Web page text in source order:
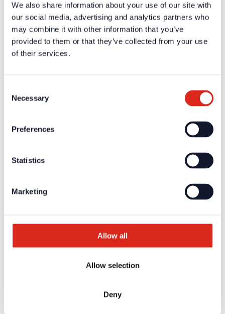
We also share information about your use of our site with
our social media, advertising and analytics partners who
may combine it with other information that you’ve
provided to them or that they’ve collected from your use
of their services.
Selection
Necessary
Preferences
Statistics
Marketing
Allow all
Allow selection
Deny
Weiterführende Informationen und Downloads zu unseren
Produkten und Dienstleistungen sind in dem geschützten
Partnerbereich verfügbar.
Für diepersönlichen Login-Datenist eine einmalige
Registrierung erforderlich.
Unsere Philosophie
Brandmeldetechnik BWA/BMA
Service
Projektentwicklung und Planungsunterstützung
Training/Seminare
Kundenzufriedenheit
Registrierung als Neukunde
Facherrichter Finden
Kundenservice & Hotline